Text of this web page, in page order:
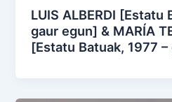
LUIS ALBERDI [Estatu
gaur egun] & MARÍA
[Estatu Batuak, 1977